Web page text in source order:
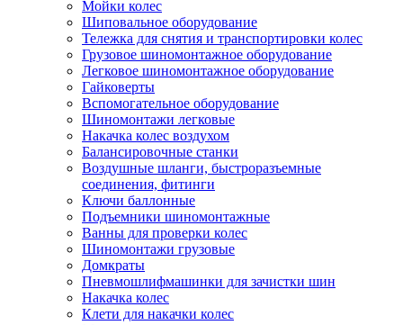
Мойки колес
Шиповальное оборудование
Тележка для снятия и транспортировки колес
Грузовое шиномонтажное оборудование
Легковое шиномонтажное оборудование
Гайковерты
Вспомогательное оборудование
Шиномонтажи легковые
Накачка колес воздухом
Балансировочные станки
Воздушные шланги, быстроразъемные
соединения, фитинги
Ключи баллонные
Подъемники шиномонтажные
Ванны для проверки колес
Шиномонтажи грузовые
Домкраты
Пневмошлифмашинки для зачистки шин
Накачка колес
Клети для накачки колес